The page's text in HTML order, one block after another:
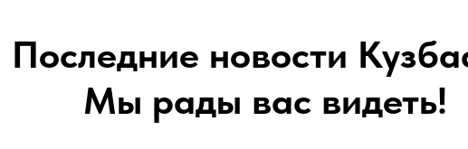
Последние новости
Мы рады вас видеть!